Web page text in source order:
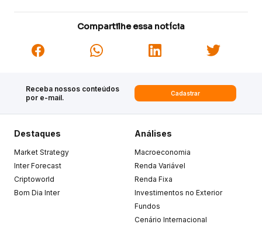
Compartilhe essa notícia
Receba nossos conteúdos
por e-mail.
Cadastrar
Destaques
Market Strategy
Inter Forecast
Criptoworld
Bom Dia Inter
Análises
Macroeconomia
Renda Variável
Renda Fixa
Investimentos no Exterior
Fundos
Cenário Internacional